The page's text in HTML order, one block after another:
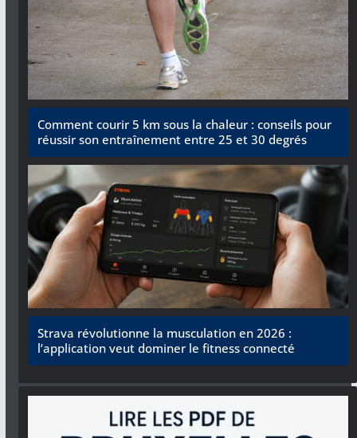
Comment courir 5 km sous la chaleur : conseils pour
réussir son entraînement entre 25 et 30 degrés
Strava révolutionne la musculation en 2026 :
l’application veut dominer le fitness connecté